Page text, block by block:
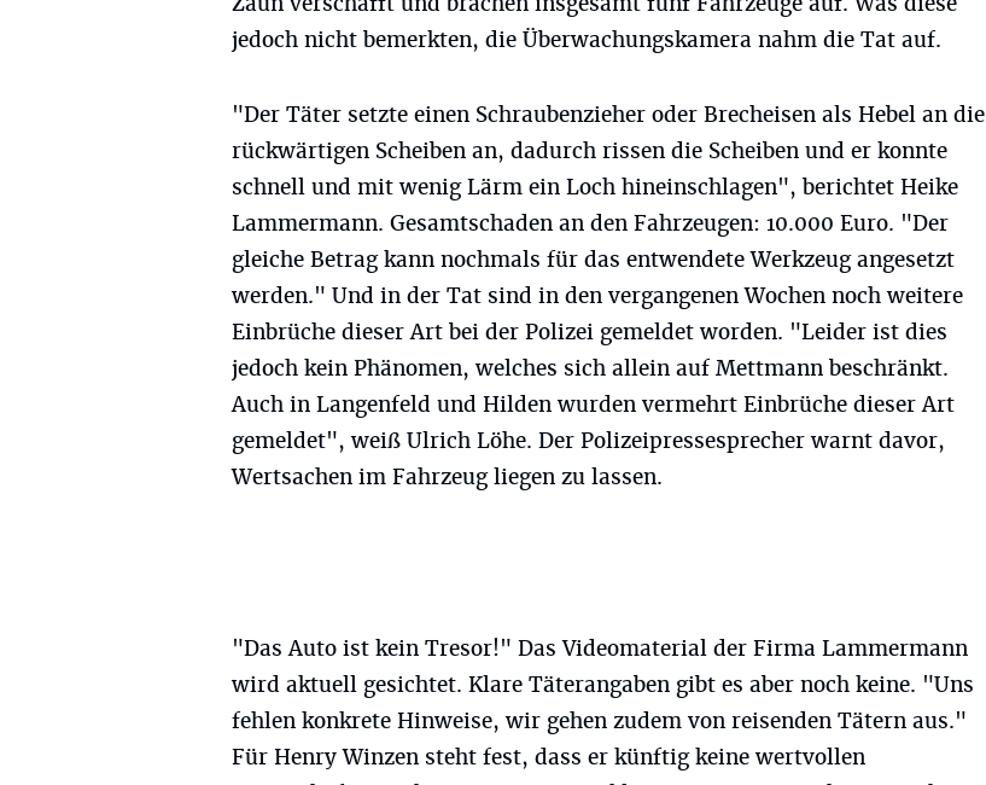
jedoch nicht bemerkten, die Überwachungskamera nahm die Tat auf.
"Der Täter setzte einen Schraubenzieher oder Brecheisen als Hebel an die
rückwärtigen Scheiben an, dadurch rissen die Scheiben und er konnte
schnell und mit wenig Lärm ein Loch hineinschlagen", berichtet Heike
Lammermann. Gesamtschaden an den Fahrzeugen: 10.000 Euro. "Der
gleiche Betrag kann nochmals für das entwendete Werkzeug angesetzt
werden." Und in der Tat sind in den vergangenen Wochen noch weitere
Einbrüche dieser Art bei der Polizei gemeldet worden. "Leider ist dies
jedoch kein Phänomen, welches sich allein auf Mettmann beschränkt.
Auch in Langenfeld und Hilden wurden vermehrt Einbrüche dieser Art
gemeldet", weiß Ulrich Löhe. Der Polizeipressesprecher warnt davor,
Wertsachen im Fahrzeug liegen zu lassen.
"Das Auto ist kein Tresor!" Das Videomaterial der Firma Lammermann
wird aktuell gesichtet. Klare Täterangaben gibt es aber noch keine. "Uns
fehlen konkrete Hinweise, wir gehen zudem von reisenden Tätern aus."
Für Henry Winzen steht fest, dass er künftig keine wertvollen